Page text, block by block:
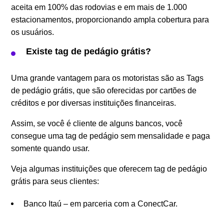
aceita em 100% das rodovias e em mais de 1.000
estacionamentos, proporcionando ampla cobertura para
os usuários.
Existe tag de pedágio grátis?
Uma grande vantagem para os motoristas são as Tags
de pedágio grátis, que são oferecidas por cartões de
créditos e por diversas instituições financeiras.
Assim, se você é cliente de alguns bancos, você
consegue uma tag de pedágio sem mensalidade e paga
somente quando usar.
Veja algumas instituições que oferecem tag de pedágio
grátis para seus clientes:
Banco Itaú – em parceria com a ConectCar.